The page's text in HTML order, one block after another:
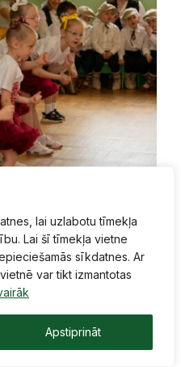
lai uzlabotu tīmekļa
Lai šī tīmekļa vietne
sīkdatnes. Ar
var tikt izmantotas
Apstiprināt